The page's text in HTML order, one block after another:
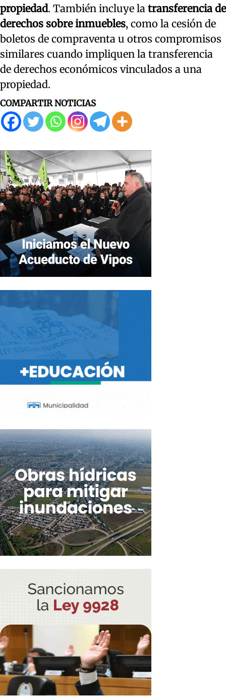
propiedad. También incluye la transferencia de
derechos sobre inmuebles, como la cesión de
boletos de compraventa u otros compromisos
similares cuando impliquen la transferencia
de derechos económicos vinculados a una
propiedad.
COMPARTIR NOTICIAS